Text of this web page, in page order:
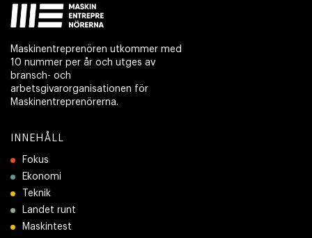
Maskinentreprenören utkommer med
10 nummer per år och utges av
bransch- och
arbetsgivarorganisationen för
Maskinentreprenörerna.
INNEHÅLL
Fokus
Ekonomi
Teknik
Landet runt
Maskintest